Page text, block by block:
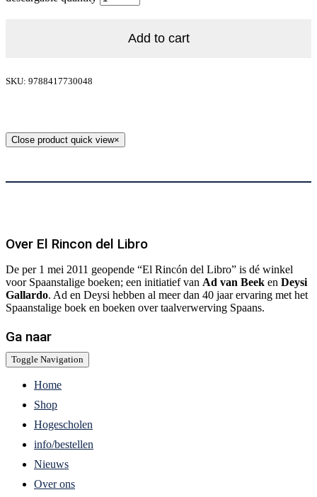
Add to cart
SKU: 9788417730048
Close product quick view×
Over El Rincon del Libro
De per 1 mei 2011 geopende “El Rincón del Libro” is dé winkel
voor Spaanstalige boeken; een initiatief van Ad van Beek en Deysi
Gallardo. Ad en Deysi hebben al meer dan 40 jaar ervaring met het
Spaanstalige boek en boeken over taalverwerving Spaans.
Ga naar
Toggle Navigation
Home
Shop
Hogescholen
info/bestellen
Nieuws
Over ons